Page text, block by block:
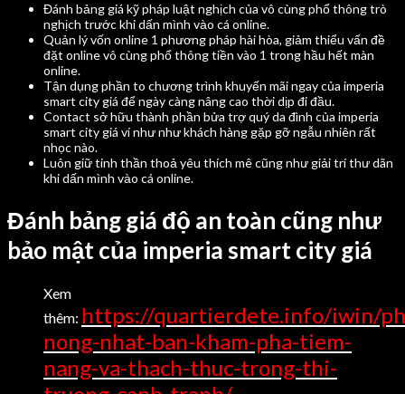
Đánh bảng giá kỹ pháp luật nghịch của vô cùng phổ thông trò
nghịch trước khi dấn mình vào cá online.
Quản lý vốn online 1 phương pháp hài hòa, giảm thiểu vấn đề
đặt online vô cùng phổ thông tiền vào 1 trong hầu hết màn
online.
Tận dụng phần to chương trình khuyến mãi ngay của imperia
smart city giá để ngày càng nâng cao thời dịp đi đầu.
Contact sở hữu thành phần bửa trợ quý da đình của imperia
smart city giá ví như như khách hàng gặp gỡ ngẫu nhiên rất
nhọc nào.
Luôn giữ tinh thần thoả yêu thích mê cũng như giải trí thư dãn
khi dấn mình vào cá online.
Đánh bảng giá độ an toàn cũng như
bảo mật của imperia smart city giá
Xem
thêm: https://quartierdete.info/iwin/
nong-nhat-ban-kham-pha-tiem-
nang-va-thach-thuc-trong-thi-